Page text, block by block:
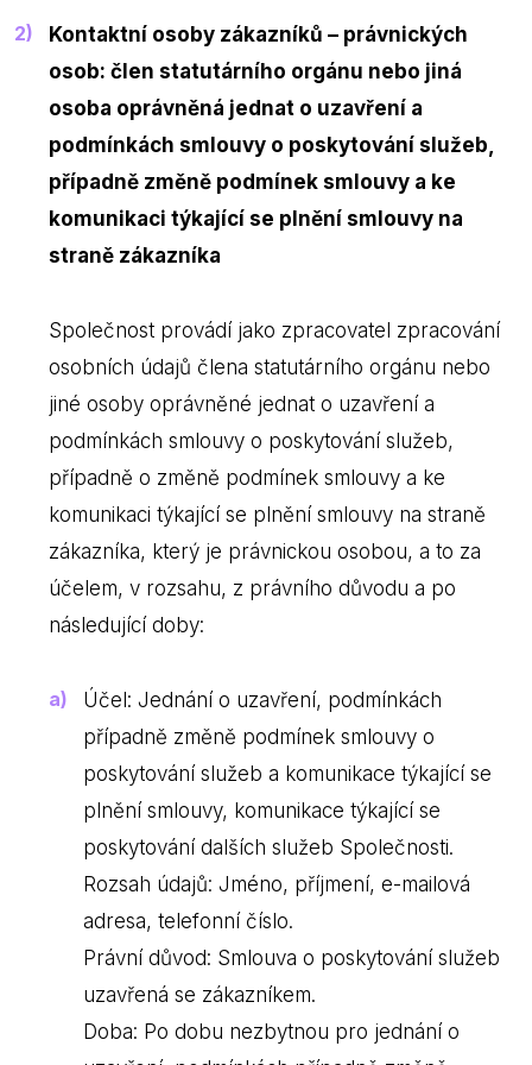
Kontaktní osoby zákazníků – právnických
osob: člen statutárního orgánu nebo jiná
osoba oprávněná jednat o uzavření a
podmínkách smlouvy o poskytování služeb,
případně změně podmínek smlouvy a ke
komunikaci týkající se plnění smlouvy na
straně zákazníka
Společnost provádí jako zpracovatel zpracování
osobních údajů člena statutárního orgánu nebo
jiné osoby oprávněné jednat o uzavření a
podmínkách smlouvy o poskytování služeb,
případně o změně podmínek smlouvy a ke
komunikaci týkající se plnění smlouvy na straně
zákazníka, který je právnickou osobou, a to za
účelem, v rozsahu, z právního důvodu a po
následující doby:
Účel: Jednání o uzavření, podmínkách
případně změně podmínek smlouvy o
poskytování služeb a komunikace týkající se
plnění smlouvy, komunikace týkající se
poskytování dalších služeb Společnosti.
Rozsah údajů: Jméno, příjmení, e-mailová
adresa, telefonní číslo.
Právní důvod: Smlouva o poskytování služeb
uzavřená se zákazníkem.
Doba: Po dobu nezbytnou pro jednání o